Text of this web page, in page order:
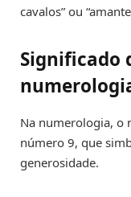
cavalos” ou
Significado
Na numerologia, o
número 9, que
generosidade.